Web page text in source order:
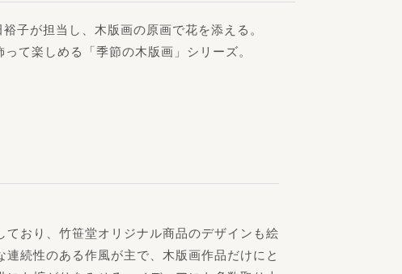
子が担当し、木版画の原画で花を添える。
て楽しめる「季節の木版画」シリーズ。
おり、竹笹堂オリジナル商品のデザインも絵
続性のある作風が主で、木版画作品だけにと